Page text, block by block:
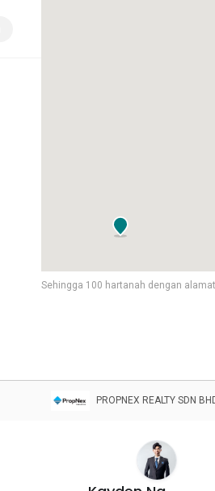
Sehingga 100 hartanah dengan
PROPNEX REALTY SDN